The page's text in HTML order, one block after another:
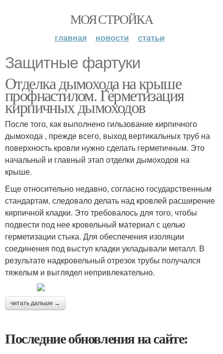
МОЯ СТРОЙКА
главная новости статьи
Защитные фартуки
Отделка дымохода на крыше
профнастилом. Герметизация
кирпичных дымоходов
После того, как выполнено гильзование кирпичного
дымохода , прежде всего, выход вертикальных труб на
поверхность кровли нужно сделать герметичным. Это
начальный и главный этап отделки дымоходов на
крыше.
Еще относительно недавно, согласно государственным
стандартам, следовало делать над кровлей расширение
кирпичной кладки. Это требовалось для того, чтобы
подвести под нее кровельный материал с целью
герметизации стыка. Для обеспечения изоляции
соединения под выступ кладки укладывали металл. В
результате надкровельный отрезок трубы получался
тяжелым и выглядел непривлекательно.
читать дальше →
Последние обновления на сайте: